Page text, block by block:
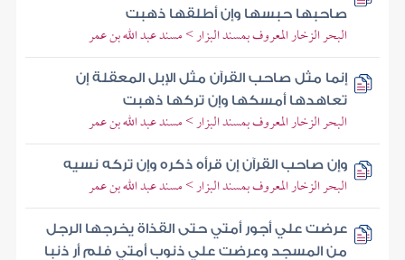
صاحبها حبسها وإن أطلقها ذهبت
البحر الزخار المعروف بمسند البزار > مسند عبد الله بن عمر
إنما مثل صاحب القرآن مثل الإبل المعقلة إن
تعاهدها أمسكها وإن تركها ذهبت
البحر الزخار المعروف بمسند البزار > مسند عبد الله بن عمر
وإن صاحب القرآن إن قرأه ذكره وإن تركه نسيه
البحر الزخار المعروف بمسند البزار > مسند عبد الله بن عمر
عرضت علي أجور أمتي حتى القذاة يخرجها الرجل
من المسجد وعرضت علي ذنوب أمتي فلم أر ذنبا